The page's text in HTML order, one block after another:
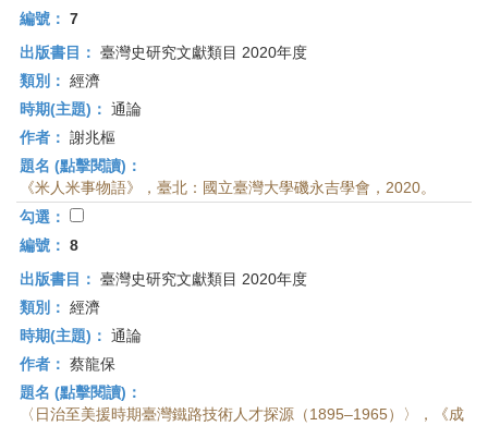
編號： 7
出版書目： 臺灣史研究文獻類目 2020年度
類別： 經濟
時期(主題)： 通論
作者： 謝兆樞
題名 (點擊閱讀)：
《米人米事物語》，臺北：國立臺灣大學磯永吉學會，2020。
勾選：
編號： 8
出版書目： 臺灣史研究文獻類目 2020年度
類別： 經濟
時期(主題)： 通論
作者： 蔡龍保
題名 (點擊閱讀)：
〈日治至美援時期臺灣鐵路技術人才探源（1895–1965）〉，《成